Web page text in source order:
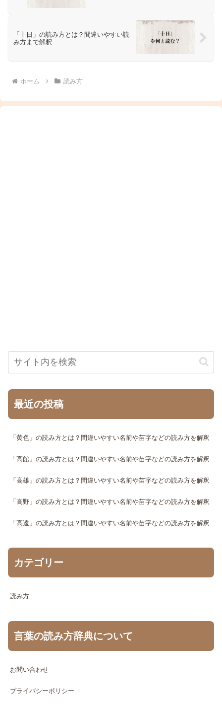
「十日」の読み方とは？間違いやすい読
み方まで解釈
ホーム 読み方
最近の投稿
「黄色」の読み方とは？間違いやすい名前や苗字などの読み方を解釈
「高館」の読み方とは？間違いやすい名前や苗字などの読み方を解釈
「高雄」の読み方とは？間違いやすい名前や苗字などの読み方を解釈
「高野」の読み方とは？間違いやすい名前や苗字などの読み方を解釈
「高遠」の読み方とは？間違いやすい名前や苗字などの読み方を解釈
カテゴリー
読み方
言葉の読み方辞典について
お問い合わせ
プライバシーポリシー